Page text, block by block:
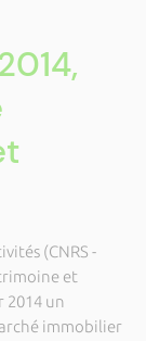
(CNRS -
et
2014 un
immobilier